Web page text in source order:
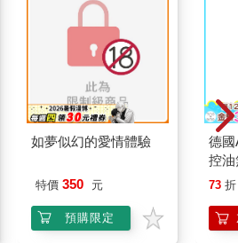
如夢似幻的愛情體驗
特價 350 元
預購限定
德國
控
凝露
調
滋
73 折